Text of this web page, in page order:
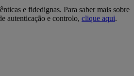
e fidedignas. Para saber mais sobre
autenticação e controlo, clique aqui.